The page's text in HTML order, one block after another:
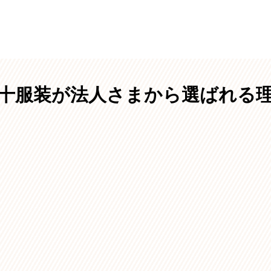
服装が法人さまから選ばれる